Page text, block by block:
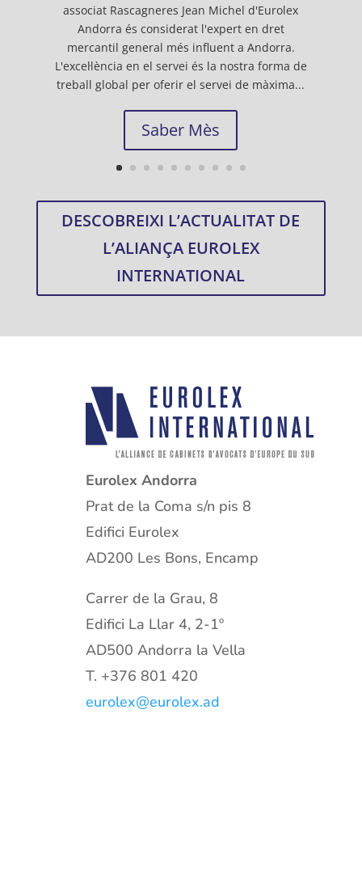
associat Rascagneres Jean Michel d'Eurolex
Andorra és considerat l'expert en dret
mercantil general més influent a Andorra.
L'excel·lència en el servei és la nostra forma de
treball global per oferir el servei de màxima...
Saber Mès
DESCOBREIXI L’ACTUALITAT DE
L’ALIANÇA EUROLEX
INTERNATIONAL
Eurolex Andorra
Prat de la Coma s/n pis 8
Edifici Eurolex
AD200 Les Bons, Encamp
Carrer de la Grau, 8
Edifici La Llar 4, 2-1º
AD500 Andorra la Vella
T. +376 801 420
eurolex@eurolex.ad